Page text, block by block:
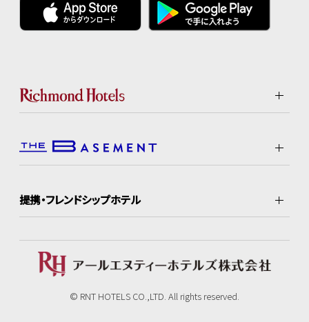
提携・フレンドシップホテル
© RNT HOTELS CO.,LTD. All rights reserved.